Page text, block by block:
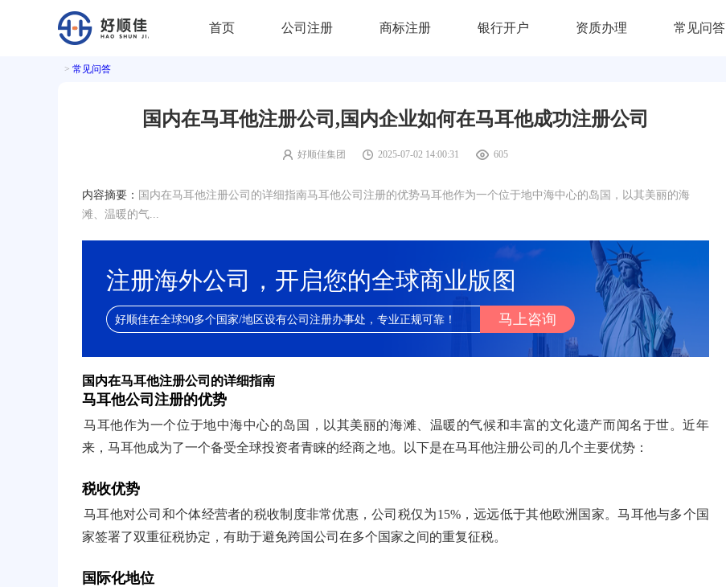
首页 公司注册 商标注册 银行开户 资质办理 常见问答
> 常见问答
国内在马耳他注册公司,国内企业如何在马耳他成功注册公司
好顺佳集团 2025-07-02 14:00:31 605
内容摘要： 国内在马耳他注册公司的详细指南马耳他公司注册的优势马耳他作为一个位于地中海中心的岛国，以其美丽的海
滩、温暖的气...
注册海外公司，开启您的全球商业版图
好顺佳在全球90多个国家/地区设有公司注册办事处，专业正规可靠！ 马上咨询
国内在马耳他注册公司的详细指南
马耳他公司注册的优势
马耳他作为一个位于地中海中心的岛国，以其美丽的海滩、温暖的气候和丰富的文化遗产而闻名于世。近年
来，马耳他成为了一个备受全球投资者青睐的经商之地。以下是在马耳他注册公司的几个主要优势：
税收优势
马耳他对公司和个体经营者的税收制度非常优惠，公司税仅为15%，远远低于其他欧洲国家。马耳他与多个国
家签署了双重征税协定，有助于避免跨国公司在多个国家之间的重复征税。
国际化地位